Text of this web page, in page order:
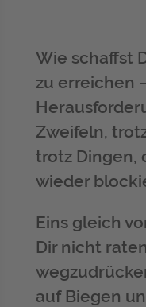
Wie schaffst
zu erreichen
Zweifeln,
trotz Dingen,
wieder
Eins gleich
Dir nicht
auf Biegen